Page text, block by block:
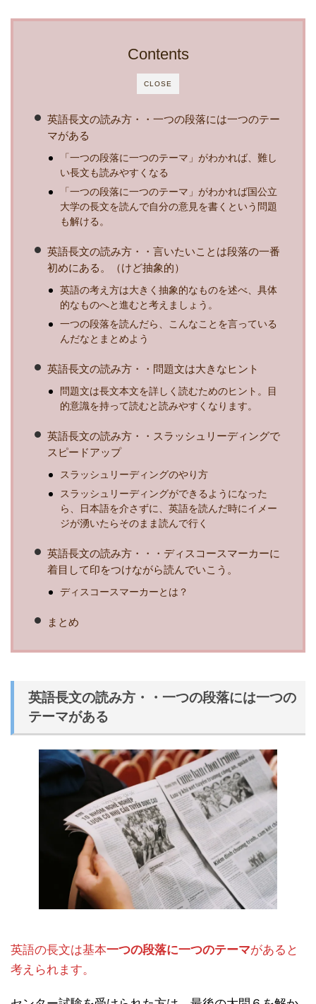
CLOSE
Contents
英語長文の読み方・・一つの段落には一つのテー
マがある
「一つの段落に一つのテーマ」がわかれば、難し
い長文も読みやすくなる
「一つの段落に一つのテーマ」がわかれば国公立
大学の長文を読んで自分の意見を書くという問題
も解ける。
英語長文の読み方・・言いたいことは段落の一番
初めにある。（けど抽象的）
英語の考え方は大きく抽象的なものを述べ、具体
的なものへと進むと考えましょう。
一つの段落を読んだら、こんなことを言っている
んだなとまとめよう
英語長文の読み方・・問題文は大きなヒント
問題文は長文本文を詳しく読むためのヒント。目
的意識を持って読むと読みやすくなります。
英語長文の読み方・・スラッシュリーディングで
スピードアップ
スラッシュリーディングのやり方
スラッシュリーディングができるようになった
ら、日本語を介さずに、英語を読んだ時にイメー
ジが湧いたらそのまま読んで行く
英語長文の読み方・・・ディスコースマーカーに
着目して印をつけながら読んでいこう。
ディスコースマーカーとは？
まとめ
英語長文の読み方・・一つの段落には一つの
テーマがある
英語の長文は基本一つの段落に一つのテーマがあると
考えられます。